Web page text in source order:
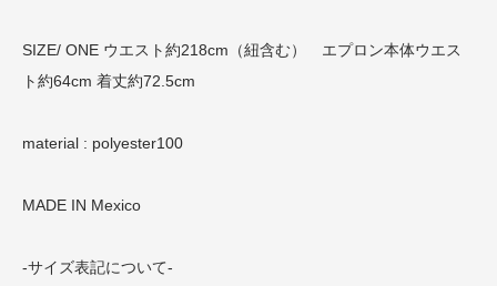
SIZE/ ONE ウエスト約218cm（紐含む） エプロン本体ウエス
ト約64cm 着丈約72.5cm
material : polyester100
MADE IN Mexico
-サイズ表記について-